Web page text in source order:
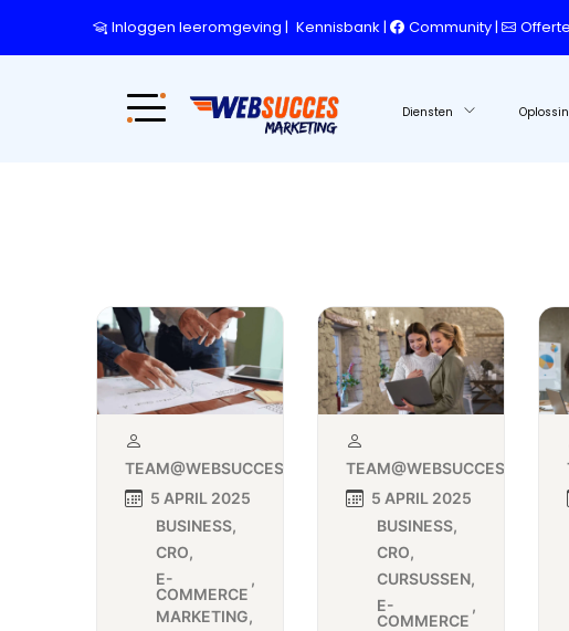
Inloggen leeromgeving | Kennisbank | Community|
Diensten
TEAM@WEBSUCCESMARKETING.NL
5 APRIL 2025
BUSINESS
CRO
E-
COMMERCE
MARKETING
5 APRIL 2025
BUSINESS
CRO
CURSUSSEN
E-
COMMERCE